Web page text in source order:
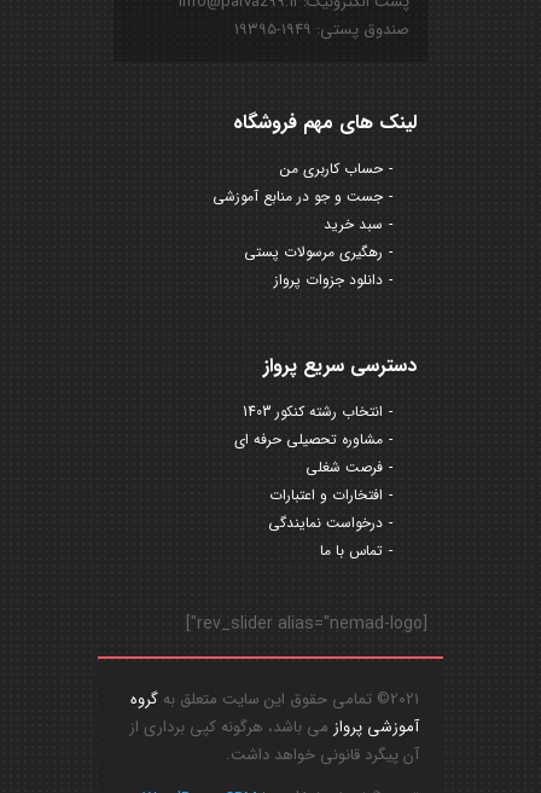
صندوق پستی: ۱۹۴۹-۱۹۳۹۵
لینک های مهم فروشگاه
حساب کاربری من
جست و جو در منابع آموزشی
سبد خرید
رهگیری مرسولات پستی
دانلود جزوات پرواز
دسترسی سریع پرواز
انتخاب رشته کنکور 1403
مشاوره تحصیلی حرفه ای
فرصت شغلی
افتخارات و اعتبارات
درخواست نمایندگی
تماس با ما
[rev_slider alias="nemad-logo"]
2021© تمامی حقوق این سایت متعلق به
گروه
آموزشی پروازمی باشد، هرگونه کپی برداری از
آن پیگرد قانونی خواهد داشت.